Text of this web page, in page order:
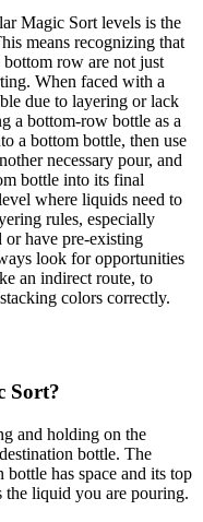
Magic Sort levels is the
means recognizing that
row are not just
When faced with a
due to layering or lack
a bottom-row bottle as a
a bottom bottle, then use
necessary pour, and
bottle into its final
where liquids need to
rules, especially
or have pre-existing
look for opportunities
an indirect route, to
colors correctly.
Sort?
and holding on the
bottle. The
has space and its top
the liquid you are pouring.